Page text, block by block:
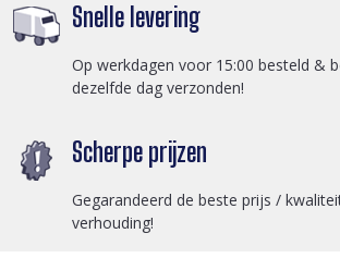
Snelle levering
Op werkdagen voor 15:00 besteld &
dezelfde dag verzonden!
Scherpe prijzen
Gegarandeerd de beste prijs /
verhouding!